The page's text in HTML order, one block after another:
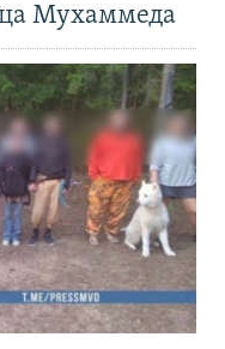
Мухаммеда